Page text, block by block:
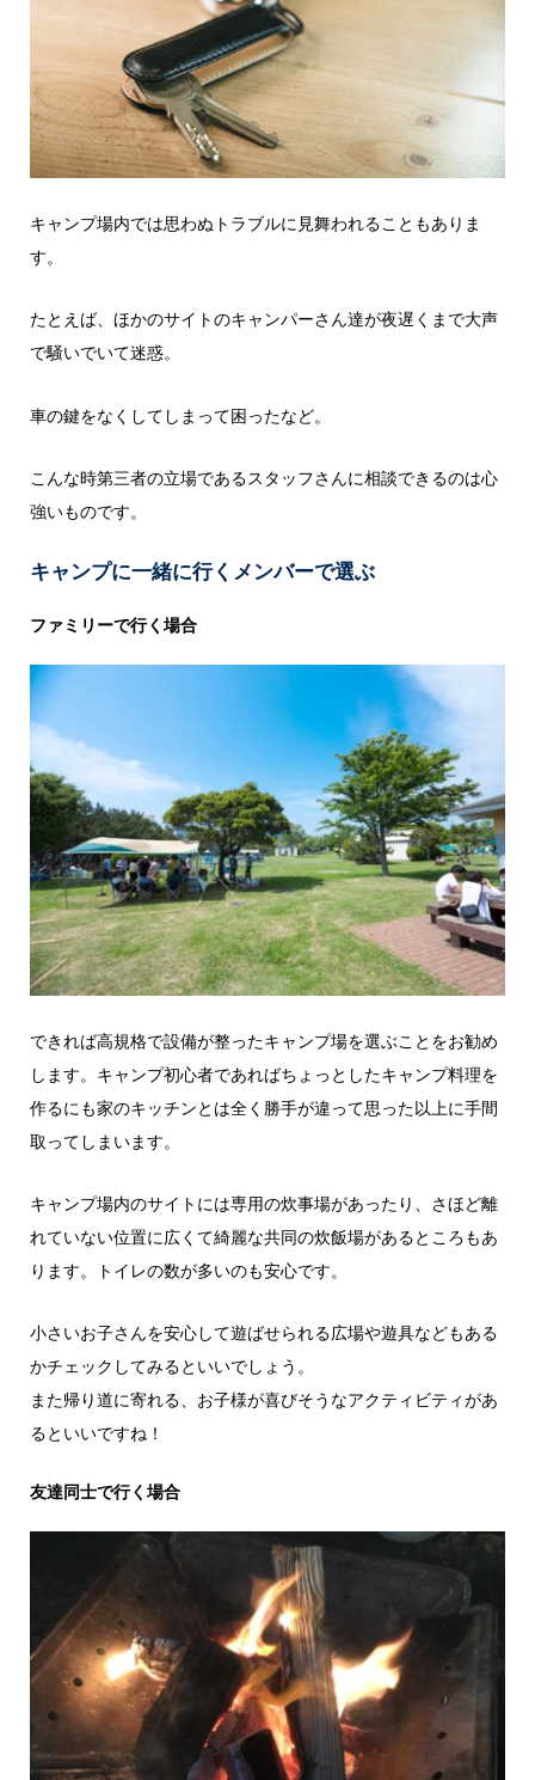
キャンプ場内では思わぬトラブルに見舞われることもありま
す。
たとえば、ほかのサイトのキャンパーさん達が夜遅くまで大声
で騒いでいて迷惑。
車の鍵をなくしてしまって困ったなど。
こんな時第三者の立場であるスタッフさんに相談できるのは心
強いものです。
キャンプに一緒に行くメンバーで選ぶ
ファミリーで行く場合
できれば高規格で設備が整ったキャンプ場を選ぶことをお勧め
します。キャンプ初心者であればちょっとしたキャンプ料理を
作るにも家のキッチンとは全く勝手が違って思った以上に手間
取ってしまいます。
キャンプ場内のサイトには専用の炊事場があったり、さほど離
れていない位置に広くて綺麗な共同の炊飯場があるところもあ
ります。トイレの数が多いのも安心です。
小さいお子さんを安心して遊ばせられる広場や遊具などもある
かチェックしてみるといいでしょう。
また帰り道に寄れる、お子様が喜びそうなアクティビティがあ
るといいですね！
友達同士で行く場合